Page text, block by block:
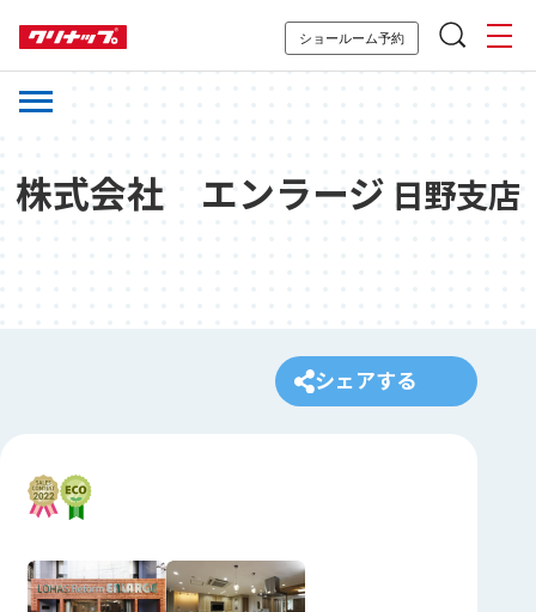
ショールーム予約
株式会社 エンラージ 日野支店
シェアする